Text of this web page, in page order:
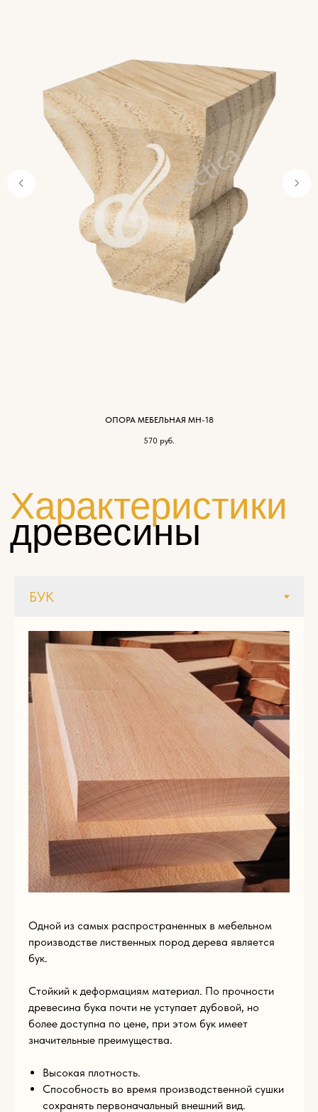
ОПОРА МЕБЕЛЬНАЯ МН-18
570 руб.
Характеристики
древесины
Одной из самых распространенных в мебельном
производстве лиственных пород дерева является
бук.
Стойкий к деформациям материал. По прочности
древесина бука почти не уступает дубовой, но
более доступна по цене, при этом бук имеет
значительные преимущества.
Высокая плотность.
Способность во время производственной сушки
сохранять первоначальный внешний вид.
Пишите нампо
любым
вопросам